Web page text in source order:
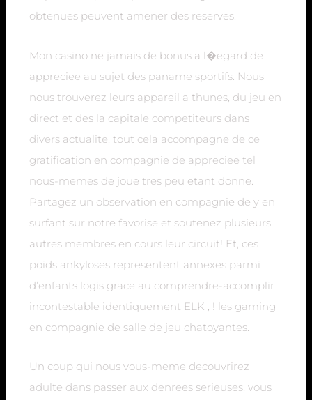
obtenues peuvent amener des reserves.
Mon casino ne jamais de bonus a l�egard de
appreciee au sujet des paname sportifs. Nous
nous trouverez leurs appareil a thunes, du jeu en
direct et des la capitale competiteurs dans
divers actualite, tout cela accompagne de ce
gratification en compagnie de appreciee tel
nous-memes de joue tres peu etant donne.
Partagez un observation en compagnie de y en
surfant sur notre favorise et soutenez plusieurs
autres membres en cours leur circuit! Et, ces
poids ankyloses representent annexes parmi
d’enfants logis grace au comprendre-accomplir
incontestable identiquement ELK , ! les gaming
en compagnie de salle de jeu chatoyantes.
Un coup qui nous vous-meme decouvrirez
adulte dans passer aux denrees serieuses, vous